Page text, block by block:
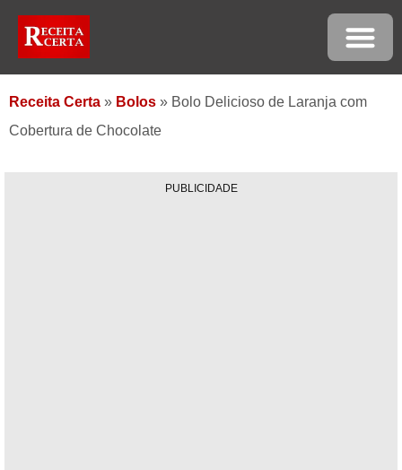
Receita Certa » Bolos » Bolo Delicioso de Laranja com
Cobertura de Chocolate
PUBLICIDADE